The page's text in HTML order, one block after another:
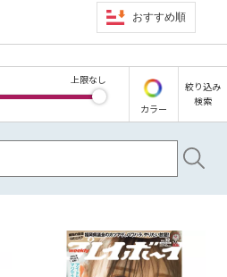
おすすめ順
上限なし
カラー
絞り込み
検索